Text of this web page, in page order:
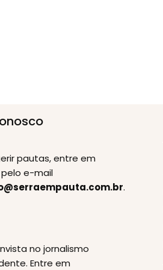
pautas, entre em
e-mail
.
no jornalismo
Entre em